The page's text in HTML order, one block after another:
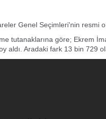
Genel Seçimleri'nin resmi
tutanaklarına göre; Ekrem
aldı. Aradaki fark 13 bin 729